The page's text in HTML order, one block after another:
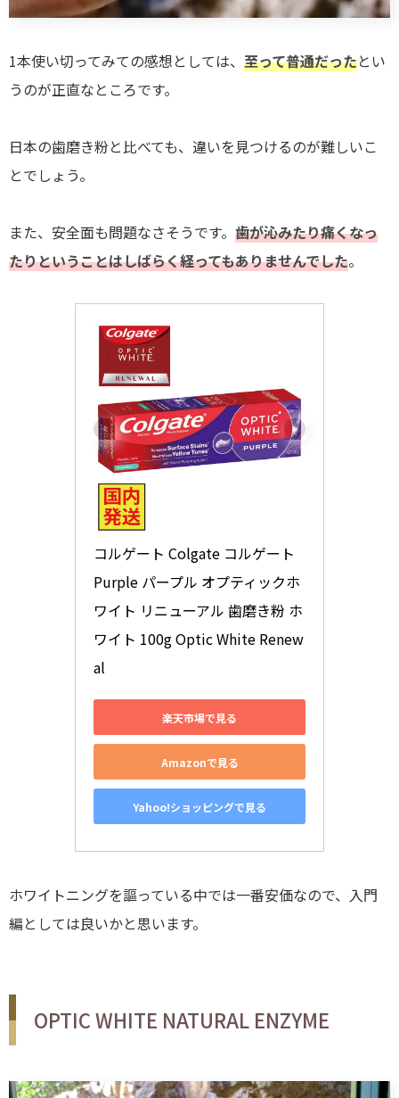
1本使い切ってみての感想としては、 至って普通だったとい
うのが正直なところです。
日本の歯磨き粉と比べても、違いを見つけるのが難しいこ
とでしょう。
また、安全面も問題なさそうです。 歯が沁みたり痛くなっ
たりということはしばらく経ってもありませんでした。
コルゲート Colgate コルゲート
Purple パープル オプティックホ
ワイト リニューアル 歯磨き粉 ホ
ワイト 100g Optic White Renew
al
楽天市場で見る
Amazonで見る
Yahoo!ショッピングで見る
ホワイトニングを謳っている中では一番安価なので、入門
編としては良いかと思います。
OPTIC WHITE NATURAL ENZYME